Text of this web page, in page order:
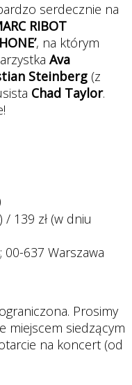
serdecznie na
RIBOT
, na którym
Ava
Steinberg (z
Chad Taylor.
/ 139 zł (w dniu
00-637 Warszawa
Prosimy
miejscem siedzącym
na koncert (od